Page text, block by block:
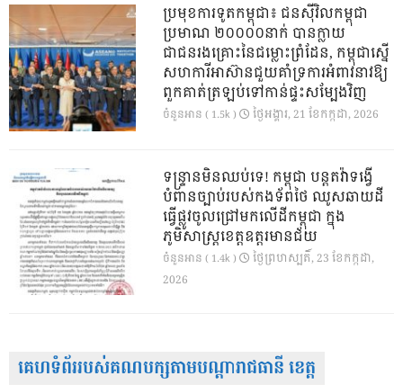
ប្រមុខការទូតកម្ពុជា៖ ជនស៊ីវិលកម្ពុជា
ប្រមាណ ២០០០០នាក់ បានក្លាយ
ជាជនរងគ្រោះនៃជម្លោះព្រំដែន, កម្ពុជាស្នើ
សហការីអាស៊ានជួយគាំទ្រការអំពាវនាវឱ្យ
ពួកគាត់ត្រឡប់ទៅកាន់ផ្ទះសម្បែងវិញ
ចំនួនអាន ( 1.5k ) ថ្ងៃ​អង្គារ, 21 ខែ​កក្កដា, 2026
ទន្ទ្រានមិនឈប់ទេ! កម្ពុជា បន្តតវ៉ាទង្វើ
បំពានច្បាប់របស់កងទ័ពថៃ ឈូសឆាយដី
ធ្វើផ្លូវចូលជ្រៅមកលើដីកម្ពុជា ក្នុង
ភូមិសាស្ត្រខេត្តឧត្តរមានជ័យ
ចំនួនអាន ( 1.4k )
ថ្ងៃ​ព្រហស្បតិ៍, 23 ខែ​កក្កដា,
2026
គេហទំព័ររបស់គណបក្សតាមបណ្តារាជធានី ខេត្ត